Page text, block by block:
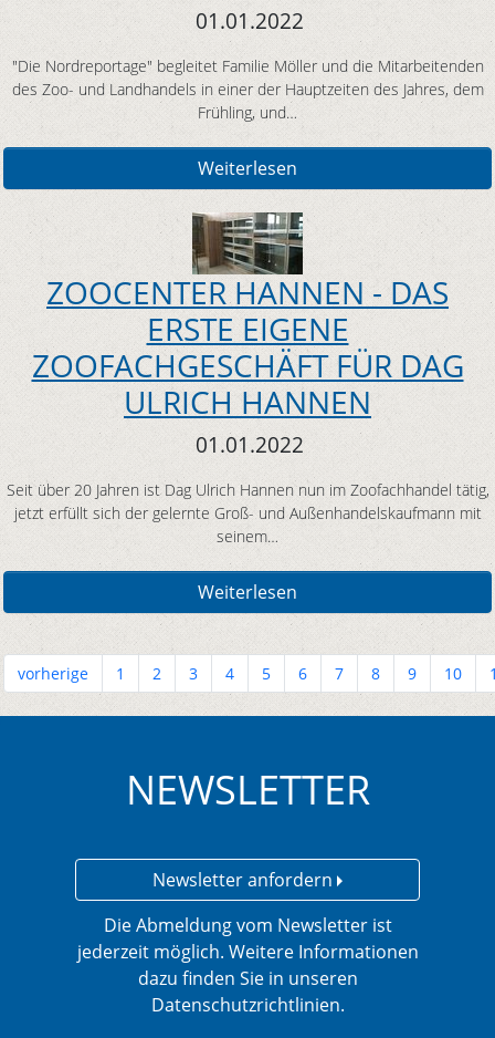
01.01.2022
"Die Nordreportage" begleitet Familie Möller und die Mitarbeitenden
des Zoo- und Landhandels in einer der Hauptzeiten des Jahres, dem
Frühling, und…
Weiterlesen
ZOOCENTER HANNEN - DAS
ERSTE EIGENE
ZOOFACHGESCHÄFT FÜR DAG
ULRICH HANNEN
01.01.2022
Seit über 20 Jahren ist Dag Ulrich Hannen nun im Zoofachhandel tätig,
jetzt erfüllt sich der gelernte Groß- und Außenhandelskaufmann mit
seinem…
Weiterlesen
vorherige 1 2 3 4 5 6 7 8 9 10
NEWSLETTER
Newsletter anfordern
Die Abmeldung vom Newsletter ist
jederzeit möglich. Weitere Informationen
dazu finden Sie in unseren
Datenschutzrichtlinien.